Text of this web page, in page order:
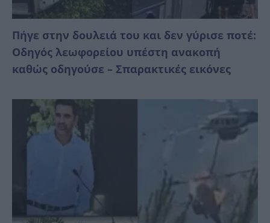
Πήγε στην δουλειά του και δεν γύρισε ποτέ:
Οδηγός λεωφορείου υπέστη ανακοπή
καθώς οδηγούσε – Σπαρακτικές εικόνες